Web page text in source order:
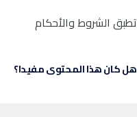
تطبق الشروط والأحكام
هل كان هذا المحتوى مفيدا؟